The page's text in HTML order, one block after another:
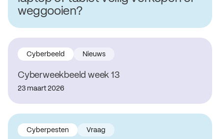
weggooien?
Cyberweekbeeld week 13
Cyberbeeld Nieuws
23 maart 2026
Cyberpesten Vraag